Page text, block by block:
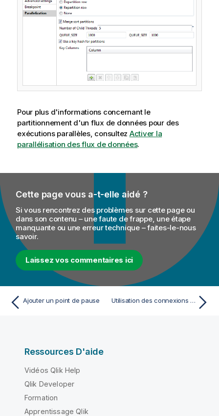
Pour plus d'informations concernant le
partitionnement d'un flux de données pour des
exécutions parallèles, consultez Activer la
parallélisation des flux de données.
Cette page vous a-t-elle aidé ?
Si vous rencontrez des problèmes sur cette page ou
dans son contenu – une faute de frappe, une étape
manquante ou une erreur technique – faites-le-nous
savoir.
Laissez vos commentaires ici
Ajouter un point de pause Utilisation des connexions dans une Route
Ressources D'aide
Vidéos Qlik Help
Qlik Developer
Formation
Apprentissage Qlik